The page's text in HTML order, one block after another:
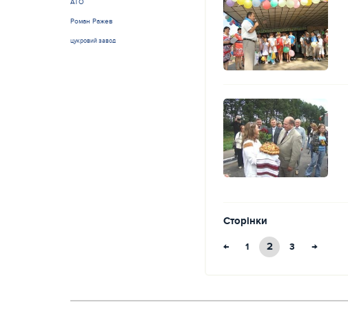
АТО
Роман Ражев
цукровий завод
Сторінки
← 1 2 3 →